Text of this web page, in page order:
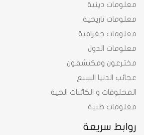
روابط سريعة
معلومات دينية
معلومات تاريخية
معلومات جغرافية
معلومات الدول
مخترعون ومكتشفون
عجائب الدنيا السبع
المخلوقات و الكائنات الحية
معلومات طبية